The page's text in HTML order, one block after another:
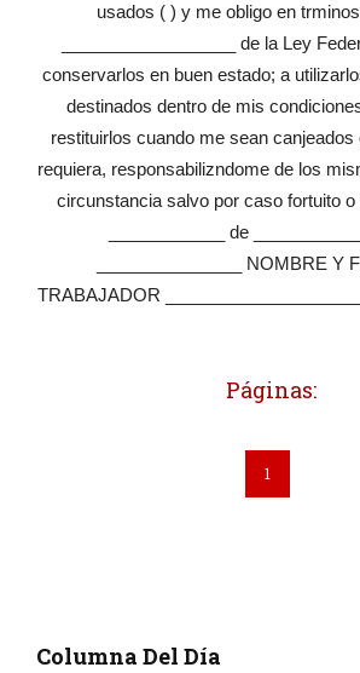
usados ( ) y me obligo en
__________________ de la Ley
conservarlos en buen estado; a
destinados dentro de mis
restituirlos cuando me sean canjeados
requiera, responsabilizndome de los
circunstancia salvo por caso fortuito
____________ de
_______________ NOMBRE Y
TRABAJADOR
Páginas:
1
Columna Del Día